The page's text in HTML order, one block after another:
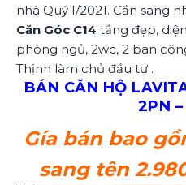
nhà Quý I/2021. Cần sang
Căn Góc C14 tầng đẹp,
phòng ngủ, 2wc, 2 ban
Thịnh làm chủ đầu tư .
BÁN CĂN HỘ
2PN
Gía bán bao
sang tên